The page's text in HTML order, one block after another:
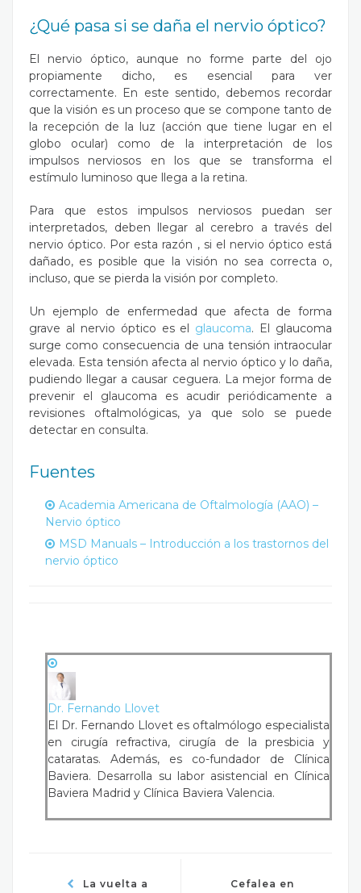
¿Qué pasa si se daña el nervio óptico?
El nervio óptico, aunque no forme parte del ojo
propiamente dicho, es esencial para ver
correctamente. En este sentido, debemos recordar
que la visión es un proceso que se compone tanto de
la recepción de la luz (acción que tiene lugar en el
globo ocular) como de la interpretación de los
impulsos nerviosos en los que se transforma el
estímulo luminoso que llega a la retina.
Para que estos impulsos nerviosos puedan ser
interpretados, deben llegar al cerebro a través del
nervio óptico. Por esta razón , si el nervio óptico está
dañado, es posible que la visión no sea correcta o,
incluso, que se pierda la visión por completo.
Un ejemplo de enfermedad que afecta de forma
grave al nervio óptico es el glaucoma. El glaucoma
surge como consecuencia de una tensión intraocular
elevada. Esta tensión afecta al nervio óptico y lo daña,
pudiendo llegar a causar ceguera. La mejor forma de
prevenir el glaucoma es acudir periódicamente a
revisiones oftalmológicas, ya que solo se puede
detectar en consulta.
Fuentes
Academia Americana de Oftalmología (AAO) –
Nervio óptico
MSD Manuals – Introducción a los trastornos del
nervio óptico
Dr. Fernando Llovet
El Dr. Fernando Llovet es oftalmólogo especialista
en cirugía refractiva, cirugía de la presbicia y
cataratas. Además, es co-fundador de Clínica
Baviera. Desarrolla su labor asistencial en Clínica
Baviera Madrid y Clínica Baviera Valencia.
La vuelta a
Cefalea en